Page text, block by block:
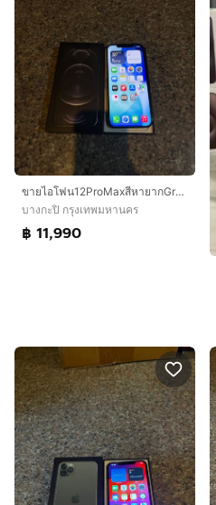
ขายไอโฟน12ProMaxสีหายากGraPhite256กิ๊กสูนTrueยกกล่องเครื่องเดิมๆสภาพนี้หายากมากๆสูนTrueใช้งานดีทุกๆฟังชั่นถูกๆ
บางกะปิ กรุงเทพมหานคร
฿ 11,990